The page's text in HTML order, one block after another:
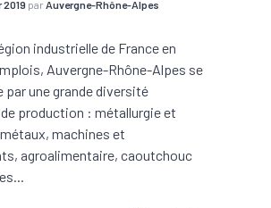
2019 par Auvergne-Rhône-Alpes
industrielle de France en
Auvergne-Rhône-Alpes se
par une grande diversité
production : métallurgie et
machines et
agroalimentaire, caoutchouc